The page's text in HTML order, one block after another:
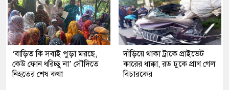
‘বাড়িত কি সবাই পুড়া মরছে,
কেউ ফোন ধরিচ্ছু না’ সৌদিতে
নিহতের শেষ কথা
দাঁড়িয়ে থাকা ট্রাকে প্রাইভেট
কারের ধাক্কা, রড ঢুকে প্রাণ গেল
বিচারকের